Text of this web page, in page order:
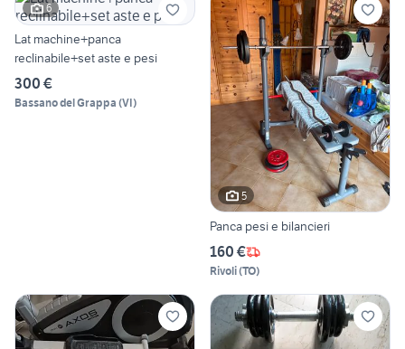
6
Lat machine+panca
reclinabile+set aste e pesi
300 €
Bassano del Grappa (VI)
5
Panca pesi e bilancieri
160 €
Rivoli(TO)